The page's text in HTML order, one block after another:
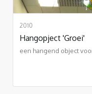
2010
Hangopject 'Groei'
een hangend object